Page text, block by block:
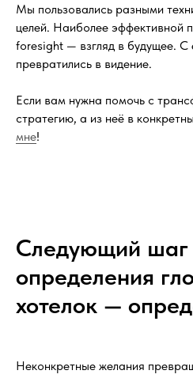
Мы пользовались разными
целей. Наиболее эффективной
foresight — взгляд в будущее.
превратились в видение.
Если вам нужна помочь с
стратегию, а из неё в
мне!
Следующий шаг
определения
хотелок —
Неконкретные желания